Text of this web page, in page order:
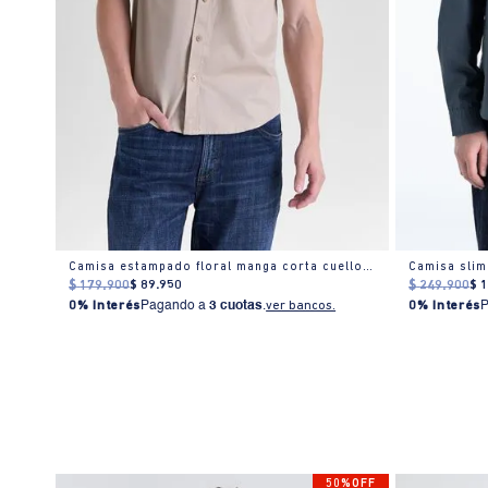
Camisa estampado floral manga corta cuello camisero para hombre
$ 179.900$ 89.950
0% Interés Pagando a3 cuotas.ver bancos.
Camisa
$ 249.900$
0% Interés
50%OFF